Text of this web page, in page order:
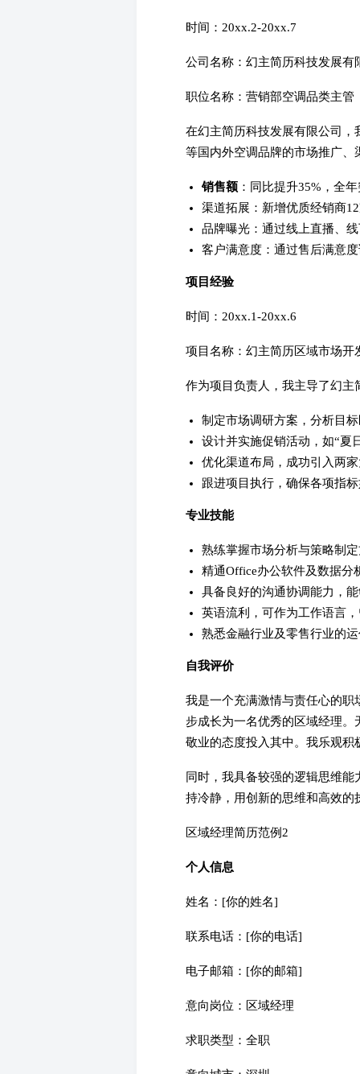
时间：20xx.2-20xx.7
公司名称：幻主简历科技发展有
职位名称：营销部空调品类主管
在幻主简历科技发展有限公司
等国内外空调品牌的市场推广
销售额 ：同比提升35%，全
渠道拓展：新增优质经销商
品牌曝光：通过线上直播、
客户满意度：通过售后满意
项目经验
时间：20xx.1-20xx.6
项目名称：幻主简历区域市场开
作为项目负责人，我主导了幻
制定市场调研方案，分析目
设计并实施促销活动，如“夏
优化渠道布局，成功引入两
跟进项目执行，确保各项指
专业技能
熟练掌握市场分析与策略制
精通Office办公软件及数据分
具备良好的沟通协调能力，
英语流利，可作为工作语言
熟悉金融行业及零售行业的
自我评价
我是一个充满激情与责任心的
步成长为一名优秀的区域经理
敬业的态度投入其中。我乐观
同时，我具备较强的逻辑思维
持冷静，用创新的思维和高效
区域经理简历范例2
个人信息
姓名：[你的姓名]
联系电话：[你的电话]
电子邮箱：[你的邮箱]
意向岗位：区域经理
求职类型：全职